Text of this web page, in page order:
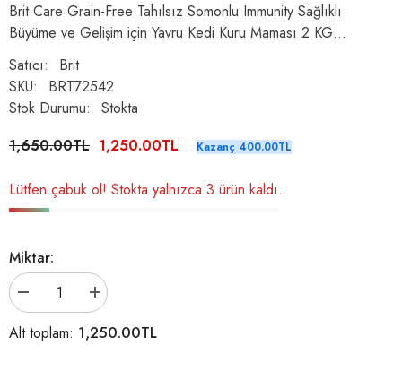
Brit Care Grain-Free Tahılsız Somonlu Immunity Sağlıklı
Büyüme ve Gelişim için Yavru Kedi Kuru Maması 2 KG...
Satıcı:
Brit
SKU:
BRT72542
Stok Durumu:
Stokta
1,650.00TL 1,250.00TL Kazanç 400.00TL
Lütfen çabuk ol! Stokta yalnızca 3 ürün kaldı.
Miktar:
Care
Grain-
Free
Brit
Care
Grain-
Free
Alt toplam: 1,250.00TL